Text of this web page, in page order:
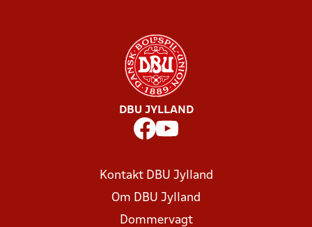
DBU JYLLAND
Kontakt DBU Jylland
Om DBU Jylland
Dommervagt